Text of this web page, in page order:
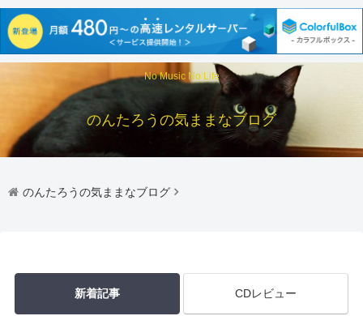
No Music No Life
のんたろうの気ままなブログ
のんたろうの気ままなブログ
新着記事 CDレビュー